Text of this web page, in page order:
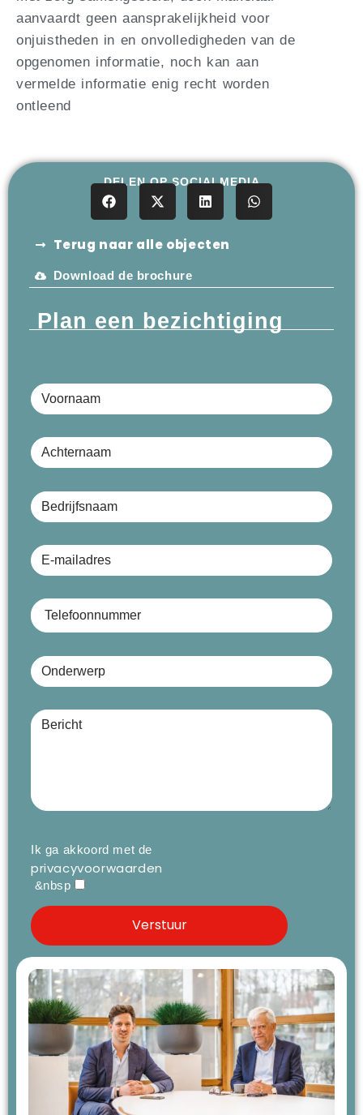
aanvaardt geen aansprakelijkheid voor
onjuistheden in en onvolledigheden van de
opgenomen informatie, noch kan aan
vermelde informatie enig recht worden
ontleend
DELEN OP SOCIALMEDIA
Terug naar alle objecten
Download de brochure
Plan een bezichtiging
Ik ga akkoord met de
privacyvoorwaarden
&nbsp